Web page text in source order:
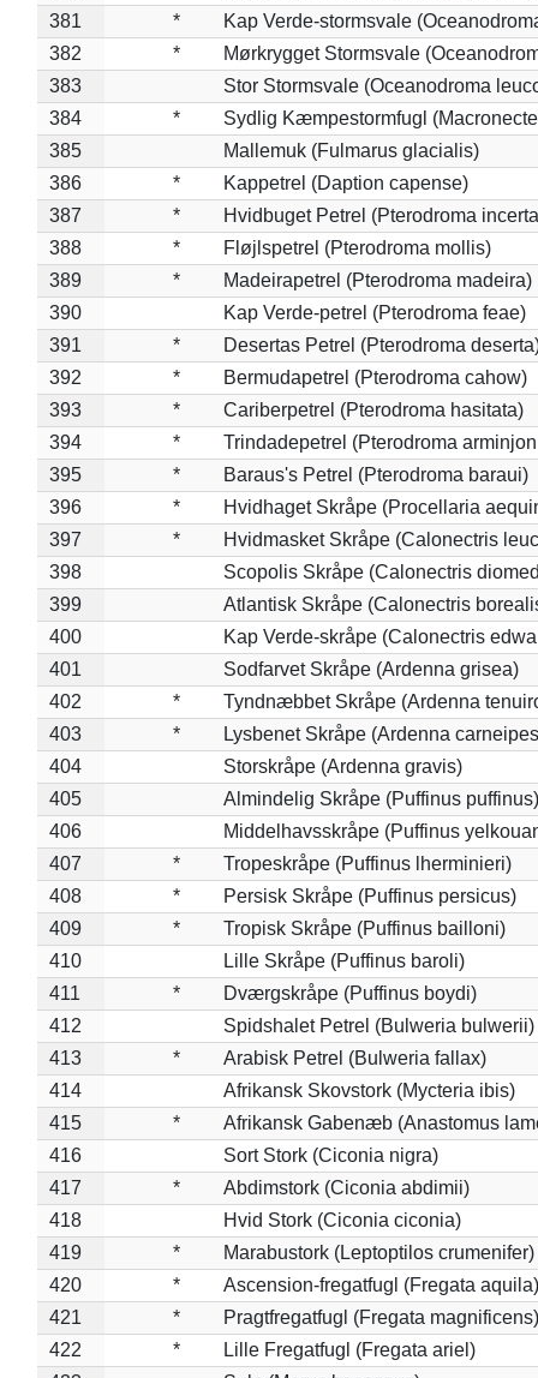
381
*
Kap Verde-stormsvale
382
*
Mørkrygget Stormsvale
383
Stor Stormsvale (Oceanodroma
384
*
Sydlig Kæmpestormfugl
385
Mallemuk (Fulmarus glacialis)
386
*
Kappetrel (Daption capense)
387
*
Hvidbuget Petrel (Pterodroma
388
*
Fløjlspetrel (Pterodroma mollis)
389
*
Madeirapetrel (Pterodroma madeira)
390
Kap Verde-petrel (Pterodroma feae)
391
*
Desertas Petrel (Pterodroma
392
*
Bermudapetrel (Pterodroma cahow)
393
*
Cariberpetrel (Pterodroma hasitata)
394
*
Trindadepetrel (Pterodroma
395
*
Baraus's Petrel (Pterodroma baraui)
396
*
Hvidhaget Skråpe (Procellaria
397
*
Hvidmasket Skråpe (Calonectris
398
Scopolis Skråpe (Calonectris
399
Atlantisk Skråpe (Calonectris
400
Kap Verde-skråpe (Calonectris
401
Sodfarvet Skråpe (Ardenna grisea)
402
*
Tyndnæbbet Skråpe (Ardenna
403
*
Lysbenet Skråpe (Ardenna
404
Storskråpe (Ardenna gravis)
405
Almindelig Skråpe (Puffinus puffinus)
406
Middelhavsskråpe (Puffinus
407
*
Tropeskråpe (Puffinus lherminieri)
408
*
Persisk Skråpe (Puffinus persicus)
409
*
Tropisk Skråpe (Puffinus bailloni)
410
Lille Skråpe (Puffinus baroli)
411
*
Dværgskråpe (Puffinus boydi)
412
Spidshalet Petrel (Bulweria bulwerii)
413
*
Arabisk Petrel (Bulweria fallax)
414
Afrikansk Skovstork (Mycteria ibis)
415
*
Afrikansk Gabenæb (Anastomus
416
Sort Stork (Ciconia nigra)
417
*
Abdimstork (Ciconia abdimii)
418
Hvid Stork (Ciconia ciconia)
419
*
Marabustork (Leptoptilos crumenifer)
420
*
Ascension-fregatfugl (Fregata aquila)
421
*
Pragtfregatfugl (Fregata magnificens)
422
*
Lille Fregatfugl (Fregata ariel)